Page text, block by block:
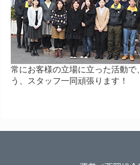
常にお客様の立場に立った活動で
う、スタッフ一同頑張ります！